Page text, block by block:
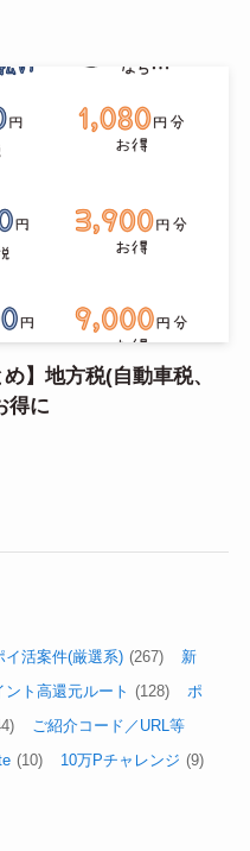
】地方税(自動車税、
得に
イ活案件(厳選系) (267)
新
ント高還元ルート (128)
ポ
ご紹介コード／URL等
(10) 10万Pチャレンジ (9)